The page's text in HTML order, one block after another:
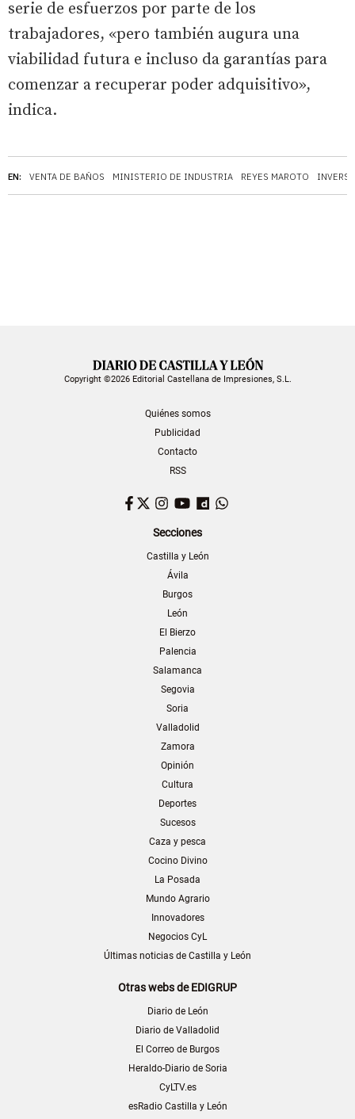
EN: VENTA DE BAÑOS MINISTERIO DE INDUSTRIA REYES MAROTO
serie de esfuerzos por parte de los
trabajadores, «pero también augura una
viabilidad futura e incluso da garantías para
comenzar a recuperar poder adquisitivo»,
indica.
Copyright ©2026 Editorial Castellana de Impresiones, S.L.
Quiénes somos
Publicidad
Contacto
RSS
Facebook
TwitterInstagram
YouTubeDailymotion
Secciones
Castilla y León
Ávila
Burgos
León
El Bierzo
Palencia
Salamanca
Segovia
Soria
Valladolid
Zamora
Opinión
Cultura
Deportes
Sucesos
Caza y pesca
Cocino Divino
La Posada
Mundo Agrario
Innovadores
Negocios CyL
Últimas noticias de Castilla y León
Otras webs de EDIGRUP
Diario de León
Diario de Valladolid
El Correo de Burgos
Heraldo-Diario de Soria
CyLTV.es
esRadio Castilla y León